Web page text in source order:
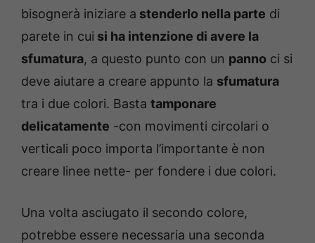
bisognerà iniziare a stenderlo nella parte di
parete in cui si ha intenzione di avere la
sfumatura, a questo punto con un panno ci si
deve aiutare a creare appunto la sfumatura
tra i due colori. Basta tamponare
delicatamente -con movimenti circolari o
verticali poco importa l’importante è non
creare linee nette- per fondere i due colori.
Una volta asciugato il secondo colore,
potrebbe essere necessaria una seconda